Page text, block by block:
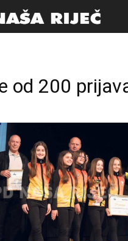
od 200